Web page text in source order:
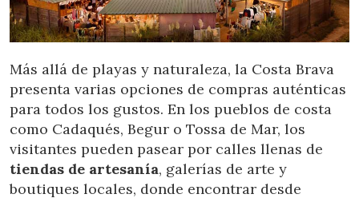
Más allá de playas y naturaleza, la Costa Brava
presenta varias opciones de compras auténticas
para todos los gustos. En los pueblos de costa
como Cadaqués, Begur o Tossa de Mar, los
visitantes pueden pasear por calles llenas de
tiendas de artesanía, galerías de arte y
boutiques locales, donde encontrar desde